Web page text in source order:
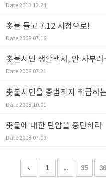
Date2013.12.24
촛불 들고 7.12 시청으로!
Date2008.07.16
촛불시민 생활백서, 안 사부러-
Date2008.07.21
촛불시민을 중범죄자 취급하
Date2008.10.01
촛불에 대한 탄압을 중단하라
Date2008.07.09
1 ... 35 36